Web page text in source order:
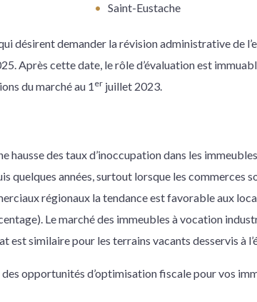
Saint-Eustache
désirent demander la révision administrative de
Après cette date, le rôle d’évaluation est
du marché au 1er juillet 2023.
des taux d’inoccupation dans les
quelques années, surtout lorsque les commerces
régionaux la tendance est favorable aux
Le marché des immeubles à vocation
est similaire pour les terrains vacants desservis à
opportunités d’optimisation fiscale pour vos